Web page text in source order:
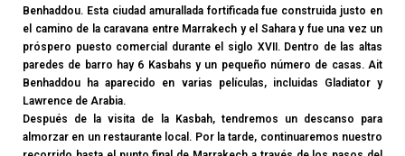
Benhaddou. Esta ciudad amurallada fortificada fue construida justo en
el camino de la caravana entre Marrakech y el Sahara y fue una vez un
próspero puesto comercial durante el siglo XVII. Dentro de las altas
paredes de barro hay 6 Kasbahs y un pequeño número de casas. Ait
Benhaddou ha aparecido en varias películas, incluidas Gladiator y
Lawrence de Arabia.
Después de la visita de la Kasbah, tendremos un descanso para
almorzar en un restaurante local. Por la tarde, continuaremos nuestro